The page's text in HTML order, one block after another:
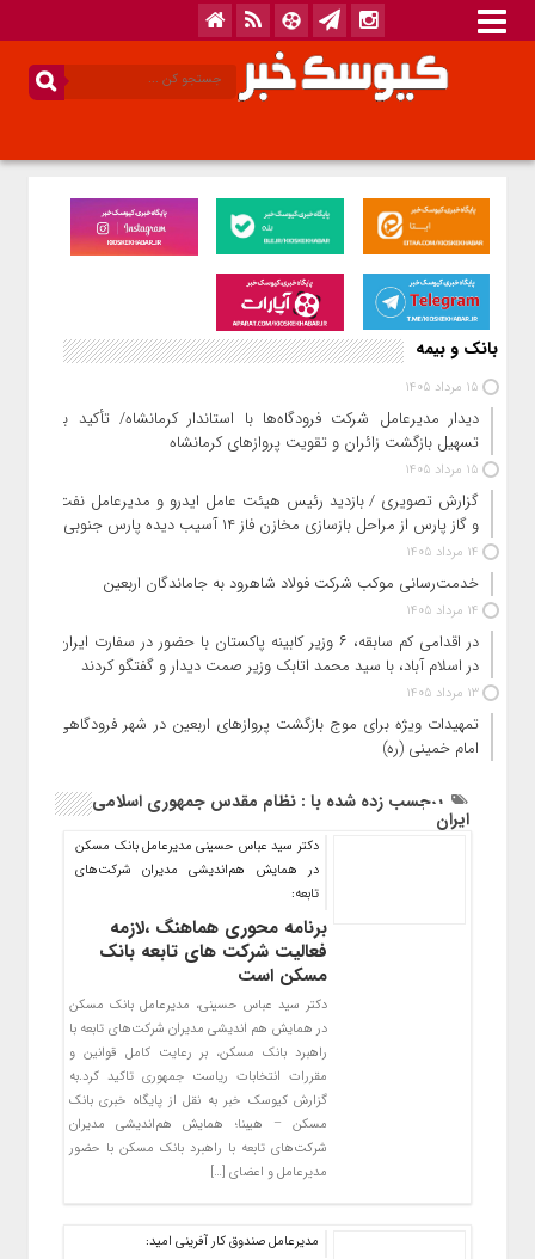
بانک و بیمه
15 مرداد 1405
دیدار مدیرعامل شرکت فرودگاه‌ها با استاندار کرمانشاه/ تأکید بر
تسهیل بازگشت زائران و تقویت پروازهای کرمانشاه
15 مرداد 1405
گزارش تصویری / بازدید رئیس هیئت عامل ایدرو و مدیرعامل نفت
و گاز پارس از مراحل بازسازی مخازن فاز ۱۴ آسیب دیده پارس جنوبی
14 مرداد 1405
خدمت‌رسانی موکب شرکت فولاد شاهرود به جاماندگان اربعین
14 مرداد 1405
در اقدامی کم سابقه، ۶ وزیر کابینه پاکستان با حضور در سفارت ایران
در اسلام آباد، با سید محمد اتابک وزیر صمت دیدار و گفتگو کردند
13 مرداد 1405
تمهیدات ویژه برای موج بازگشت پروازهای اربعین در شهر فرودگاهی
امام خمینی (ره)
برچسب زده شده با : نظام مقدس جمهوری اسلامی
ایران
دکتر سید عباس حسینی مدیرعامل بانک مسکن
در همایش هم‌اندیشی مدیران شرکت‌های
تابعه:
برنامه محوری هماهنگ ،لازمه
فعالیت شرکت های تابعه بانک
مسکن است
دکتر سید عباس حسینی، مدیرعامل بانک مسکن
در همایش هم اندیشی مدیران شرکت‌های تابعه با
راهبرد بانک مسکن، بر رعایت کامل قوانین و
مقررات انتخابات ریاست جمهوری تاکید کرد.به
گزارش کیوسک خبر به نقل از پایگاه خبری بانک
مسکن – هیبنا؛ همایش هم‌اندیشی مدیران
شرکت‌های تابعه با راهبرد بانک مسکن با حضور
مدیرعامل و اعضای […]
مدیرعامل صندوق کار آفرینی امید: